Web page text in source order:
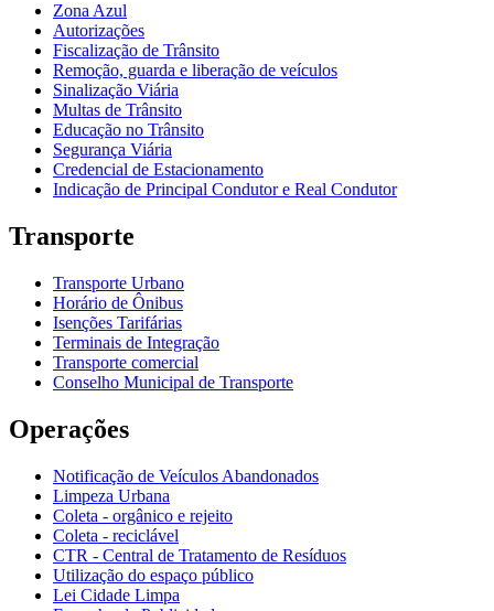
Zona Azul
Autorizações
Fiscalização de Trânsito
Remoção, guarda e liberação de veículos
Sinalização Viária
Multas de Trânsito
Educação no Trânsito
Segurança Viária
Credencial de Estacionamento
Indicação de Principal Condutor e Real Condutor
Transporte
Transporte Urbano
Horário de Ônibus
Isenções Tarifárias
Terminais de Integração
Transporte comercial
Conselho Municipal de Transporte
Operações
Notificação de Veículos Abandonados
Limpeza Urbana
Coleta - orgânico e rejeito
Coleta - reciclável
CTR - Central de Tratamento de Resíduos
Utilização do espaço público
Lei Cidade Limpa